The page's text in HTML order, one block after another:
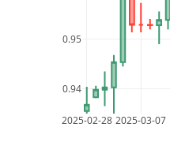
2025-02-28 2025-03-07
0.94
0.95